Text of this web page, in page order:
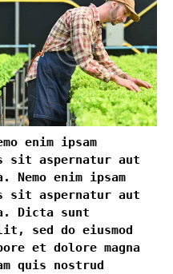
enim ipsam
sit aspernatur aut
enim ipsam
sit aspernatur aut
Dicta sunt
sed do eiusmod
et dolore magna
quis nostrud